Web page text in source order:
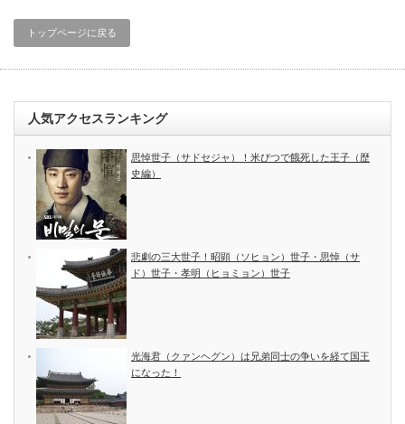
トップページに戻る
人気アクセスランキング
思悼世子（サドセジャ）！米びつで餓死した王子（歴
史編）
悲劇の三大世子！昭顕（ソヒョン）世子・思悼（サ
ド）世子・孝明（ヒョミョン）世子
光海君（クァンヘグン）は兄弟同士の争いを経て国王
になった！